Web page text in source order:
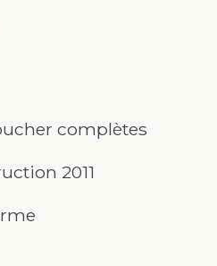
complètes
2011